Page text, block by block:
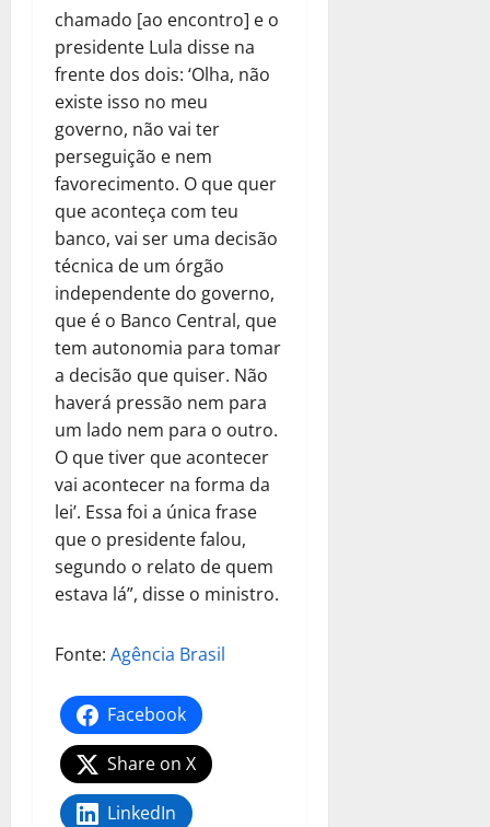
chamado [ao encontro] e o
presidente Lula disse na
frente dos dois: ‘Olha, não
existe isso no meu
governo, não vai ter
perseguição e nem
favorecimento. O que quer
que aconteça com teu
banco, vai ser uma decisão
técnica de um órgão
independente do governo,
que é o Banco Central, que
tem autonomia para tomar
a decisão que quiser. Não
haverá pressão nem para
um lado nem para o outro.
O que tiver que acontecer
vai acontecer na forma da
lei’. Essa foi a única frase
que o presidente falou,
segundo o relato de quem
estava lá”, disse o ministro.
Fonte: Agência Brasil
Facebook
Share on X
LinkedIn